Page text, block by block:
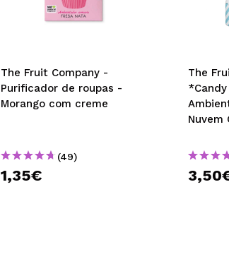
The Fruit Company -
Purificador de roupas -
Morango com creme
(49)
1,35€
The
Nuvem